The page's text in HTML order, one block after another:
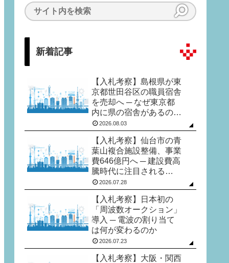
新着記事
【入札考察】島根県が東
京都世田谷区の職員宿舎
を売却へ ─ なぜ東京都
内に県の宿舎があるの
か？2026.08.03
【入札考察】仙台市の青
葉山複合施設整備、事業
費646億円へ ─ 建設費高
騰時代に注目される
「ECI方式」とは
2026.07.28
【入札考察】日本初の
「周波数オークション」
導入 ─ 電波の割り当て
は何が変わるのか
2026.07.23
【入札考察】大阪・関西